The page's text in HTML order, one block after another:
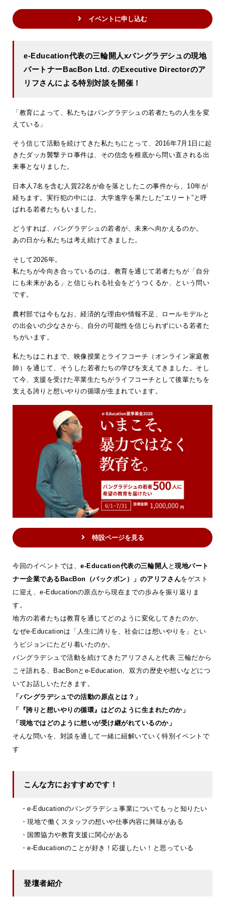
イベントに申し込む
e-Education代表の三輪開人xバングラデシュの現地
パートナーBacBon Ltd. のExecutive Directorのア
リフさんによる特別対談を開催！
「教育によって、私たちはバングラデシュの若者たちの人生を変
えている」
そう信じて活動を続けてきた私たちにとって、2016年7月1日に起
きたダッカ襲撃テロ事件は、その信念を根底から問い直される出
来事となりました。
日本人7名を含む人質22名が命を落としたこの事件から、10年が
経ちます。実行犯の中には、大学進学を果たした“エリート”と呼
ばれる若者たちもいました。
どうすれば、バングラデシュの若者が、未来へ向かえるのか。
あの日から私たちは考え続けてきました。
そして2026年。
私たちが今向き合っているのは、教育を通じて若者たちが「自分
にも未来がある」と信じられる社会をどうつくるか、という問い
です。
農村部では今もなお、経済的な理由や情報不足、ロールモデルと
の出会いの少なさから、自分の可能性を信じられずにいる若者た
ちがいます。
私たちはこれまで、映像授業とライフコーチ（オンライン家庭教
師）を通じて、そうした若者たちの学びを支えてきました。そし
て今、支援を受けた卒業生たちがライフコーチとして後輩たちを
支える誇りと想いやりの循環が生まれています。
特設ページを見る
今回のイベントでは、e-Education代表の三輪開人 と現地パート
ナー企業であるBacBon（バックボン）」のアリフさんをゲスト
に迎え、e-Educationの原点から現在までの歩みを振り返りま
す。
地方の若者たちは教育を通じてどのように変化してきたのか。
なぜe-Educationは「人生に誇りを、社会には想いやりを」とい
うビジョンにたどり着いたのか。
バングラデシュで活動を続けてきたアリフさんと代表 三輪だから
こそ語れる、BacBonとe-Education、双方の歴史や想いなどにつ
いてお話しいただきます。
「バングラデシュでの活動の原点とは？」
「『誇りと想いやりの循環』はどのように生まれたのか」
「現地ではどのように想いが受け継がれているのか」
そんな問いを、対談を通して一緒に紐解いていく特別イベントで
す
こんな方におすすめです！
・e-Educationのバングラデシュ事業についてもっと知りたい
・現地で働くスタッフの想いや仕事内容に興味がある
・国際協力や教育支援に関心がある
・e-Educationのことが好き！応援したい！と思っている
登壇者紹介